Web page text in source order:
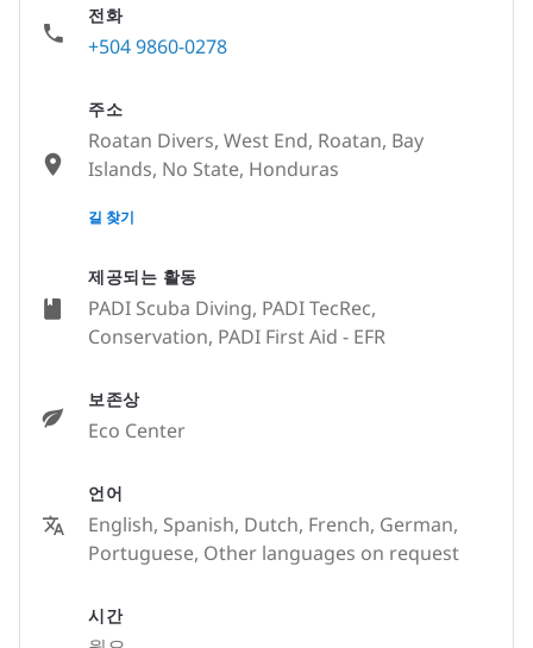
제공되는 활동
PADI Scuba Diving, PADI TecRec,
Conservation, PADI First Aid - EFR
보존상
Eco Center
언어
English, Spanish, Dutch, French, German,
Portuguese, Other languages on request
시간
전화
+504 9860-0278
주소
Roatan Divers, West End, Roatan, Bay
Islands, No State, Honduras
None
길 찾기